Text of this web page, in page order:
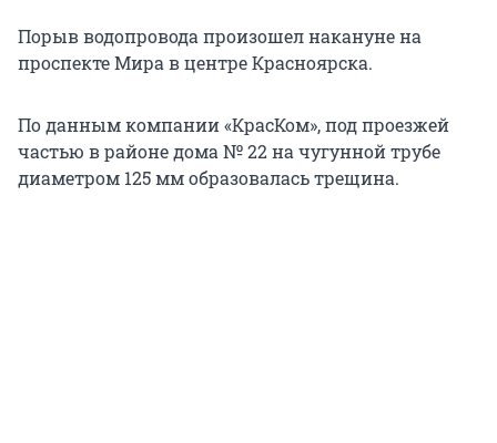
Порыв водопровода произошел накануне на
проспекте Мира в центре Красноярска.
По данным компании «КрасКом», под проезжей
частью в районе дома № 22 на чугунной трубе
диаметром 125 мм образовалась трещина.